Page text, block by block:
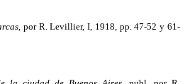
por R. Levillier, I, 1918, pp. 47-52 y 61-